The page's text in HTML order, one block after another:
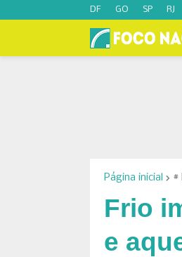
DF GO SP RJ
Página inicial #
Frio
e